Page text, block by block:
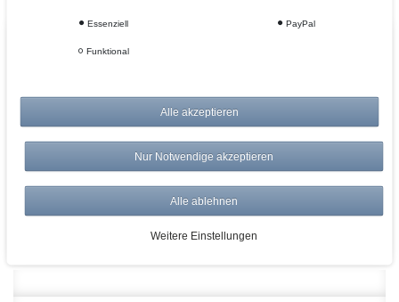
Vom Profi für Profis - Ihre Vorteile
Versandkostenfrei ab 150€
Risikolos: 14 Tage Rückgabe
Über 20.000 Artikel
Schnelle Lieferung
Essenziell PayPal
Funktional
Alle akzeptieren
Nur Notwendige akzeptieren
Alle ablehnen
Weitere Einstellungen